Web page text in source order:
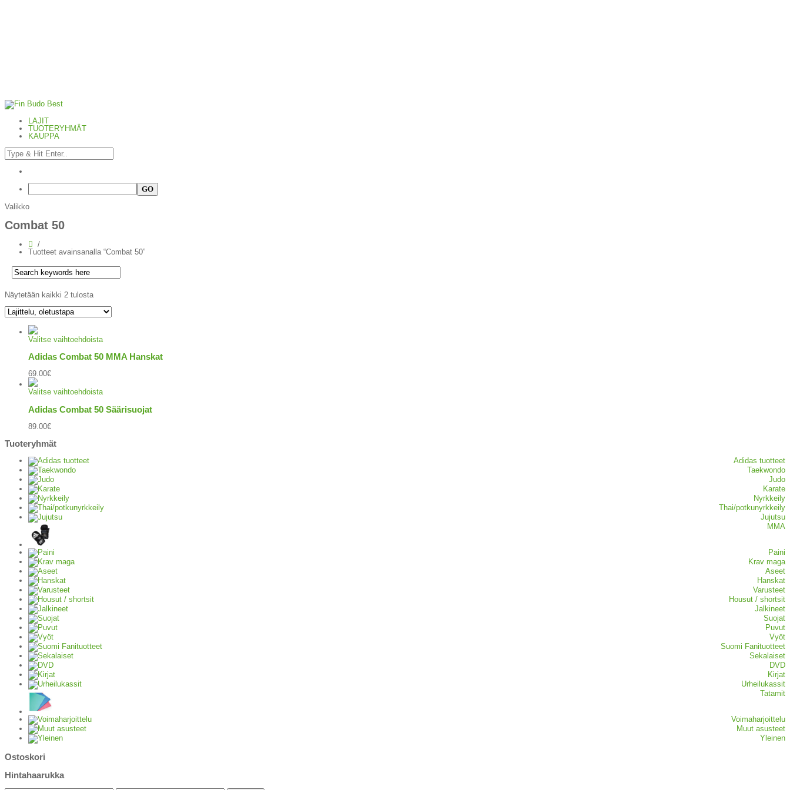
LAJIT
TUOTERYHMÄT
KAUPPA
Valikko
Combat 50
Tuotteet avainsanalla “Combat 50”
Näytetään kaikki 2 tulosta
Valitse vaihtoehdoista
Adidas Combat 50 MMA Hanskat
69.00€
Valitse vaihtoehdoista
Adidas Combat 50 Säärisuojat
89.00€
Tuoteryhmät
Adidas tuotteet
Taekwondo
Judo
Karate
Nyrkkeily
Thai/potkunyrkkeily
Jujutsu
MMA
Paini
Krav maga
Aseet
Hanskat
Varusteet
Housut / shortsit
Jalkineet
Suojat
Puvut
Vyöt
Suomi Fanituotteet
Sekalaiset
DVD
Kirjat
Urheilukassit
Tatamit
Voimaharjoittelu
Muut asusteet
Yleinen
Ostoskori
Hintahaarukka